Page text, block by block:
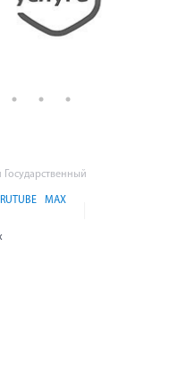
RUTUBE MAX